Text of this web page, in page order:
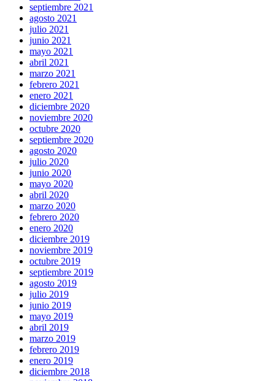
septiembre 2021
agosto 2021
julio 2021
junio 2021
mayo 2021
abril 2021
marzo 2021
febrero 2021
enero 2021
diciembre 2020
noviembre 2020
octubre 2020
septiembre 2020
agosto 2020
julio 2020
junio 2020
mayo 2020
abril 2020
marzo 2020
febrero 2020
enero 2020
diciembre 2019
noviembre 2019
octubre 2019
septiembre 2019
agosto 2019
julio 2019
junio 2019
mayo 2019
abril 2019
marzo 2019
febrero 2019
enero 2019
diciembre 2018